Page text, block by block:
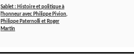
Sablet : Histoire et politique à
l'honneur avec Philippe Pivion,
Philippe Paternolli et Roger
Martin